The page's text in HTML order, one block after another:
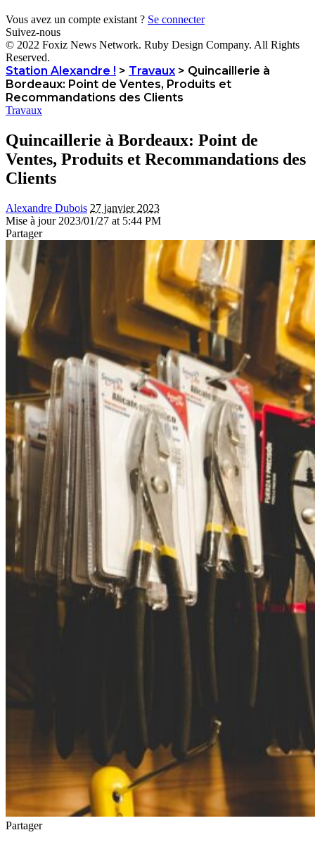
Vous avez un compte existant ? Se connecter
Suivez-nous
© 2022 Foxiz News Network. Ruby Design Company. All Rights
Reserved.
Station Alexandre ! > Travaux > Quincaillerie à
Bordeaux: Point de Ventes, Produits et
Recommandations des Clients
Travaux
Quincaillerie à Bordeaux: Point de
Ventes, Produits et Recommandations des
Clients
Alexandre Dubois 27 janvier 2023
Mise à jour 2023/01/27 at 5:44 PM
Partager
Partager